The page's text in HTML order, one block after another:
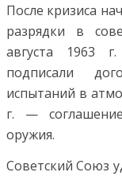
После кризиса
разрядки в
августа 1963
подписали
испытаний в
г. —
оружия.
Советский Союз